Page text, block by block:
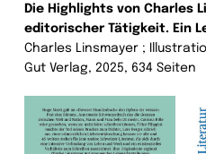
Die Highlights von Charles
editorischer Tätigkeit. Ein
Charles Linsmayer ;
Gut Verlag, 2025, 634 Seiten